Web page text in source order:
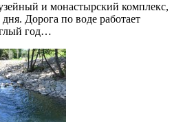
и монастырский комплекс,
Дорога по воде работает
год…